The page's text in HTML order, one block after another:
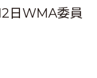
日WMA委員